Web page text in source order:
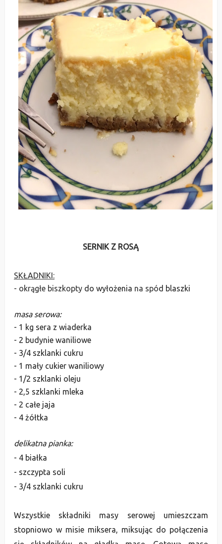
SERNIK Z ROSĄ
SKŁADNIKI:
- okrągłe biszkopty do wyłożenia na spód blaszki
masa serowa:
- 1 kg sera z wiaderka
- 2 budynie waniliowe
- 3/4 szklanki cukru
- 1 mały cukier waniliowy
- 1/2 szklanki oleju
- 2,5 szklanki mleka
- 2 całe jaja
- 4 żółtka
delikatna pianka:
- 4 białka
- szczypta soli
- 3/4 szklanki cukru
Wszystkie składniki masy serowej umieszczam
stopniowo w misie miksera, miksując do połączenia